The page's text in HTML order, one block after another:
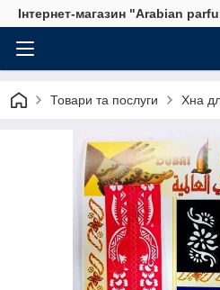
Інтернет-магазин "Arabian
Товари та послуги Хна